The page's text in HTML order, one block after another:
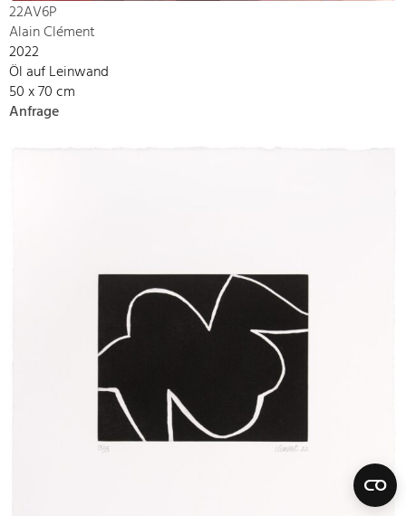
22AV6P
Alain Clément
2022
Öl auf Leinwand
50 x 70 cm
Anfrage